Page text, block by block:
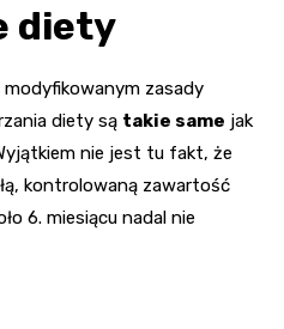
diety
modyfikowanym zasady
diety są takie same jak
nie jest tu fakt, że
kontrolowaną zawartość
6. miesiącu nadal nie